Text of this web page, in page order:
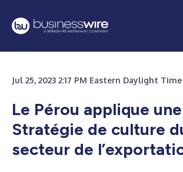
Jul 25, 2023 2:17 PM Eastern Daylight Time
Le Pérou applique une
Stratégie de culture
secteur de